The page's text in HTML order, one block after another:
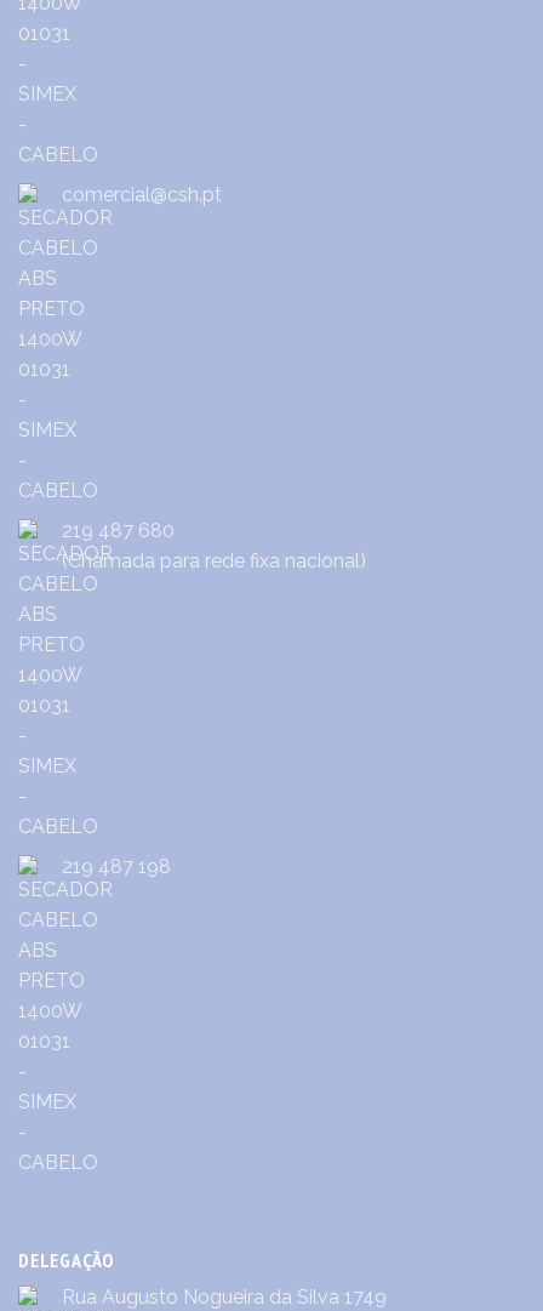
comercial@csh.pt
219 487 680
(Chamada para rede fixa nacional)
219 487 198
DELEGAÇÃO
Rua Augusto Nogueira da Silva 1749